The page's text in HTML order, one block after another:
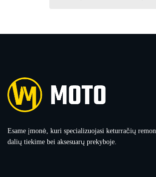
Esame įmonė, kuri specializuojasi keturračių
dalių tiekime bei aksesuarų prekyboje.